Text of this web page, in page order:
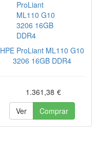
HPE ProLiant ML110 G10
3206 16GB DDR4
1.361,38 €
Ver
Comprar